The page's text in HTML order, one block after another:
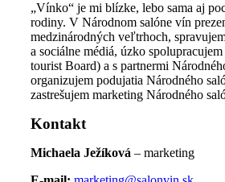
„Vínko“ je mi blízke, lebo sama aj
rodiny. V Národnom salóne vín
medzinárodných veľtrhoch,
a sociálne médiá, úzko
tourist Board) a s partnermi
organizujem podujatia Národného
zastrešujem marketing Národného
Kontakt
Michaela Ježíková – marketing